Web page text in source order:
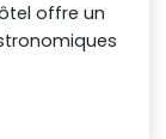
offre un